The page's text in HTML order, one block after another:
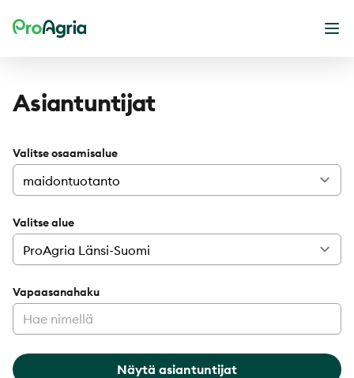
ProAgria
Asiantuntijat
Valitse osaamisalue
Valitse alue
Vapaasanahaku
Näytä asiantuntijat